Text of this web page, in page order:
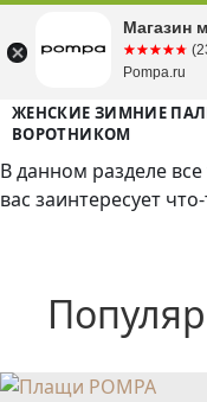
ЖЕНСКИЕ ЗИМНИЕ
ВОРОТНИКОМ
В данном разделе
вас заинтересует
Магазин
☆☆☆☆☆
★★★★★
Pompa.ru